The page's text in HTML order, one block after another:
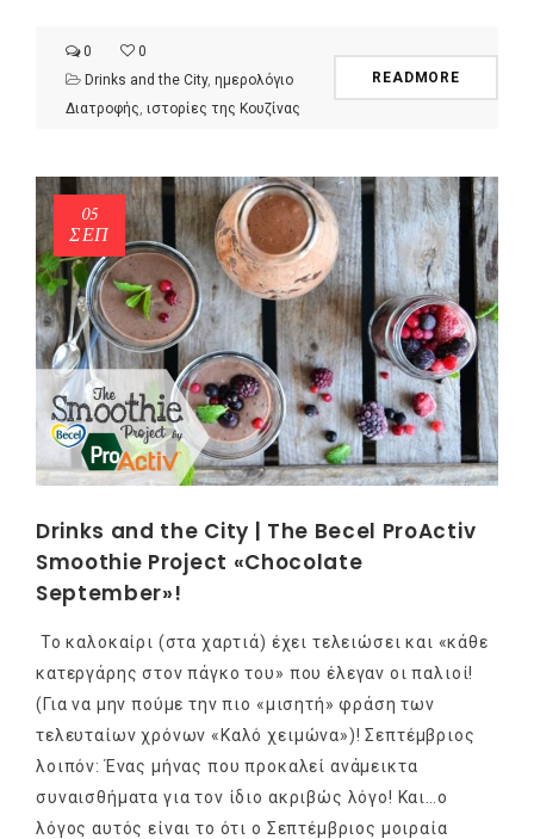
0
0
Drinks and the City, ημερολόγιο
Διατροφής, ιστορίες της Κουζίνας
READMORE
05
ΣΕΠ
Drinks and the City | The Becel ProActiv
Smoothie Project «Chocolate
September»!
Το καλοκαίρι (στα χαρτιά) έχει τελειώσει και «κάθε
κατεργάρης στον πάγκο του» που έλεγαν οι παλιοί!
(Για να μην πούμε την πιο «μισητή» φράση των
τελευταίων χρόνων «Καλό χειμώνα»)! Σεπτέμβριος
λοιπόν: Ένας μήνας που προκαλεί ανάμεικτα
συναισθήματα για τον ίδιο ακριβώς λόγο! Και…ο
λόγος αυτός είναι το ότι ο Σεπτέμβριος μοιραία
NEWSLETTER
Get ti
mel
y updates
fro
m
your favorite
products